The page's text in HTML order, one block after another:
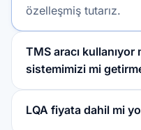
özelleşmiş tutarız.
TMS aracı
sistemimizi mi
LQA fiyata dahil mi